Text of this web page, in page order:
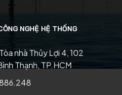
NGHỆ HỆ THỐNG
Tòa nhà Thủy Lợi 4, 102
Thạnh, TP.HCM